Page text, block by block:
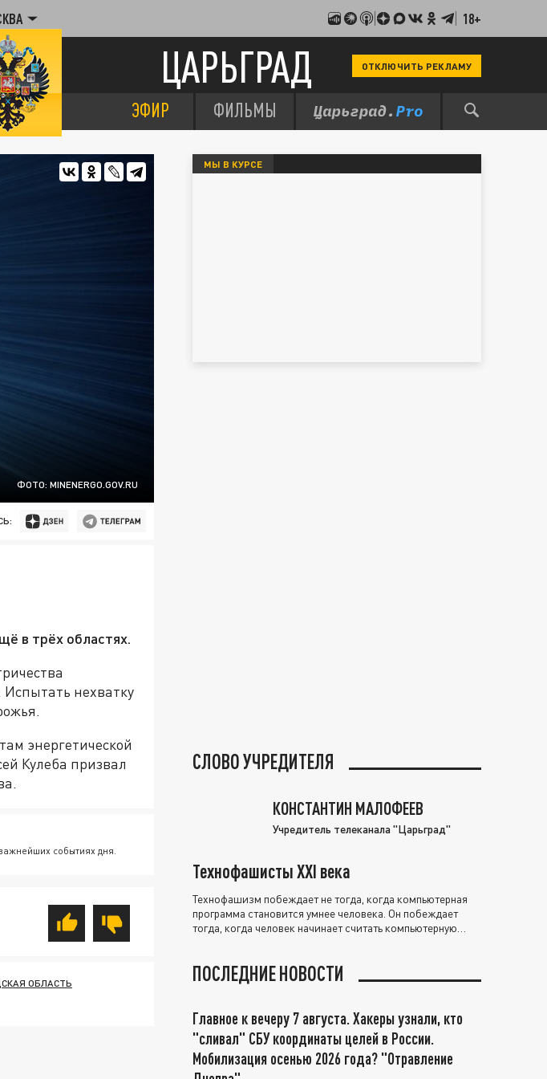
18+
ЦАРЬГРАД ОТКЛЮЧИТЬ РЕКЛАМУ
ЭФИР ФИЛЬМЫ
ФОТО: MINENERGO.GOV.RU
в трёх областях.
нехватку
энергетической
Кулеба призвал
событиях дня.
ОБЛАСТЬ
МЫ В КУРСЕ
СЛОВО УЧРЕДИТЕЛЯ
КОНСТАНТИН МАЛОФЕЕВ
Учредитель телеканала "Царьград"
Технофашисты XXI века
Технофашизм побеждает не тогда, когда компьютерная
программа становится умнее человека. Он побеждает
тогда, когда человек начинает считать компьютерную
ПОСЛЕДНИЕ НОВОСТИ
Главное к вечеру 7 августа. Хакеры узнали, кто
"сливал" СБУ координаты целей в России.
Мобилизация осенью 2026 года? "Отравление